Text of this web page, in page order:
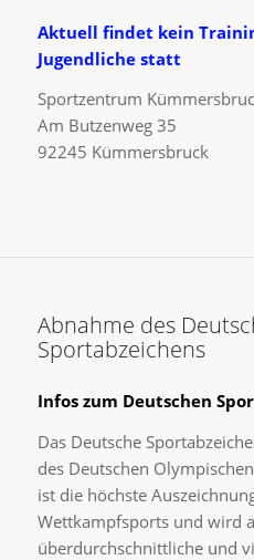
Aktuell findet kein
Jugendliche statt
Sportzentrum
Am Butzenweg 35
92245 Kümmersbruck
Abnahme des
Sportabzeichens
Infos zum Deutschen
Das Deutsche
des Deutschen
ist die höchste
Wettkampfsports und wird
überdurchschnittliche und